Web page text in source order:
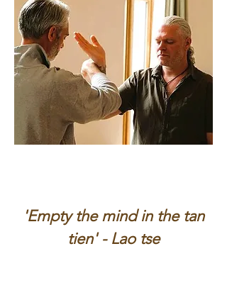
'Empty the mind in the tan
tien' - Lao tse